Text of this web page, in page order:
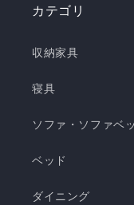
き枕 ❄️強冷感3層
ッド ❄️強冷感極
ケット ・選べる
シブル仕様 ・柔
濯できてお手入
カテゴリ
収納家具
寝具
ソファ・ソファベ
ベッド
ダイニング